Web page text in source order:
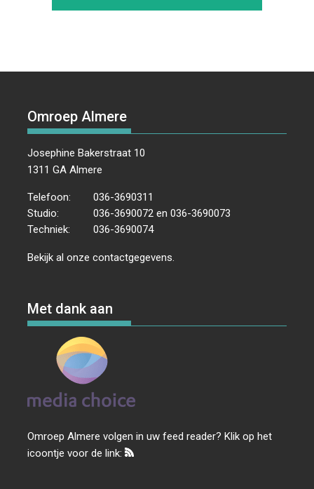
Omroep Almere
Josephine Bakerstraat 10
1311 GA Almere
Telefoon:
036-3690311
Studio:
036-3690072 en 036-3690073
Techniek:
036-3690074
Bekijk al onzecontactgegevens
Met dank aan
Omroep Almere volgen in uw feed reader? Klik op het
icoontje voor de link: